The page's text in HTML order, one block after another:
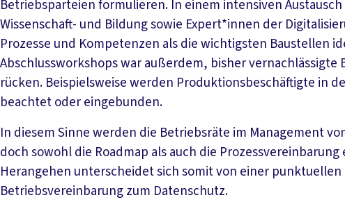
Betriebsparteien formulieren. In einem intensiven
Wissenschaft- und Bildung sowie Expert*innen der
Prozesse und Kompetenzen als die wichtigsten Baustellen
Abschlussworkshops war außerdem, bisher
rücken. Beispielsweise werden Produktionsbeschäftigte in
beachtet oder eingebunden.
In diesem Sinne werden die Betriebsräte im Management
doch sowohl die Roadmap als auch die
Herangehen unterscheidet sich somit von einer
Betriebsvereinbarung zum Datenschutz.